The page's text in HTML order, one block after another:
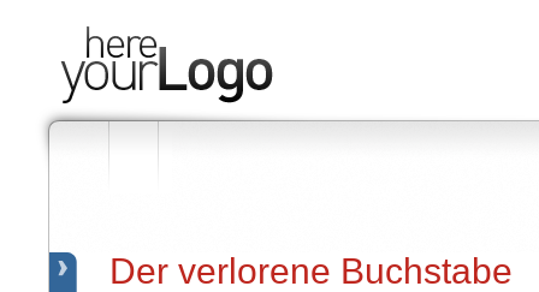
Der verlorene Buchstabe